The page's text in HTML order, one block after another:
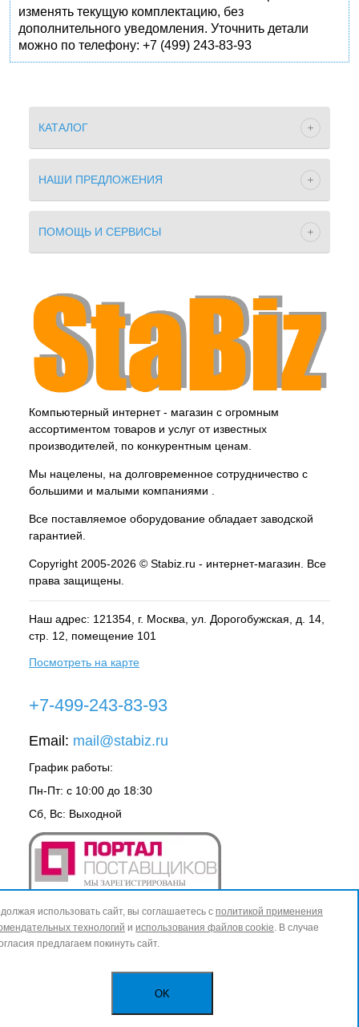
изменять текущую комплектацию, без
дополнительного уведомления. Уточнить детали
можно по телефону: +7 (499) 243-83-93
КАТАЛОГ
НАШИ ПРЕДЛОЖЕНИЯ
ПОМОЩЬ И СЕРВИСЫ
Компьютерный интернет - магазин с огромным
ассортиментом товаров и услуг от известных
производителей, по конкурентным ценам.
Мы нацелены, на долговременное сотрудничество с
большими и малыми компаниями .
Все поставляемое оборудование обладает заводской
гарантией.
Copyright 2005-2026 © Stabiz.ru - интернет-магазин. Все
права защищены.
Наш адрес: 121354, г. Москва , ул. Дорогобужская, д. 14,
стр. 12, помещение 101
Посмотреть на карте
+7-499-243-83-93
Email: mail@stabiz.ru
График работы:
Пн-Пт: с 10:00 до 18:30
Сб, Вс: Выходной
использовать сайт, вы соглашаетесь с политикой применения
технологий и использования файлов cookie. В случае
предлагаем покинуть сайт.
OK